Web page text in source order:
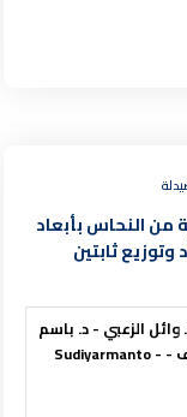
من النحاس بأبعاد
وتوزيع ثابتين
وائل الزعبي - د. باسم
-
Sudiyarmanto-